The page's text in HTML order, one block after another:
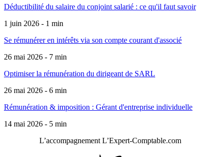
Déductibilité du salaire du conjoint salarié : ce qu'il faut savoir
1 juin 2026 - 1 min
Se rémunérer en intérêts via son compte courant d'associé
26 mai 2026 - 7 min
Optimiser la rémunération du dirigeant de SARL
26 mai 2026 - 6 min
Rémunération & imposition : Gérant d'entreprise individuelle
14 mai 2026 - 5 min
L’accompagnementL’Expert-Comptable.com